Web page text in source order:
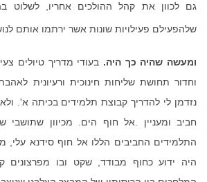
גם לכוון את קהל ההולכים אחריו ,לשלוט
שלהפעילם פעילויות שונות אשר ירתמו אותם
ומעשה שהיה כך היה. בעודי מדריך טיולים
וחדור תחושת שליחות חינוכית ורעיונית
נזדמן לי להדריך קבוצת תלמידים בכיתה א'.
חביב ומעניין
אל חוף הים מכיוון שתושבי
התלמידים החביבים הללו אל חוף סידנא עלי
היה ידוע כחוף מבודד,שקט ובו מפרצונים